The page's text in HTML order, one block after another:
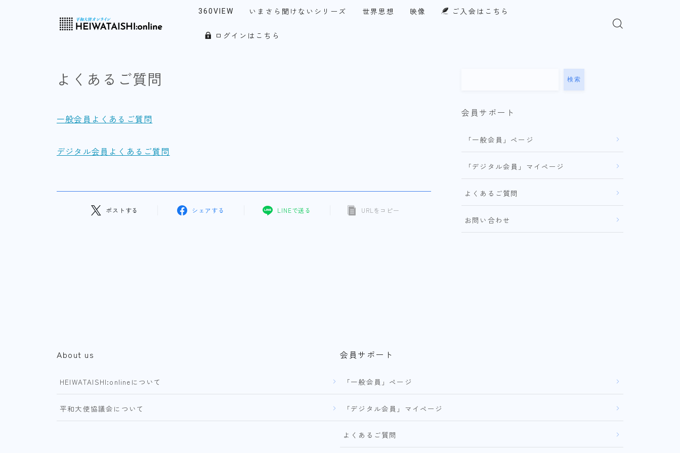
360VIEW
リアル・アメリカ
いまさら聞けないシリーズ 世界思想 映像 ご入会はこちら
ログインはこちら
よくあるご質問
一般会員よくあるご質問
デジタル会員よくあるご質問
ポストする シェアする LINEで送る URLをコピー
検索
会員サポート
「一般会員」ページ
「デジタル会員」マイページ
よくあるご質問
お問い合わせ
About us
HEIWATAISHI:onlineについて
平和大使協議会について
会員サポート
「一般会員」ページ
「デジタル会員」マイページ
よくあるご質問